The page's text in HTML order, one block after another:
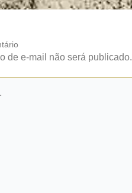
de e-mail não será publicado.